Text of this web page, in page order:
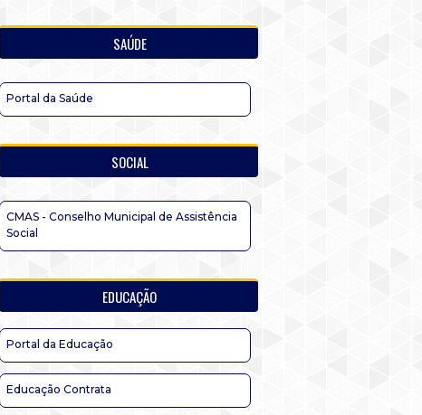
SAÚDE
Portal da Saúde
SOCIAL
CMAS - Conselho Municipal de Assistência
Social
EDUCAÇÃO
Portal da Educação
Educação Contrata